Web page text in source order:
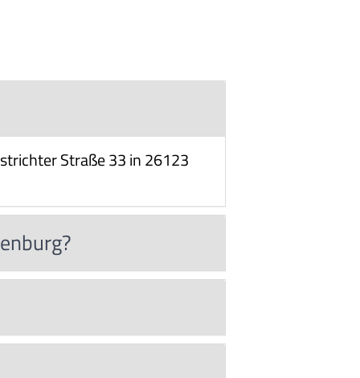
Straße 33 in 26123